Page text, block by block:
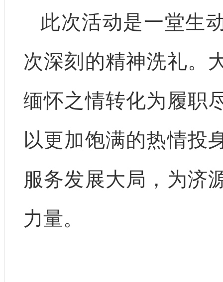
此次活动是一堂生
次深刻的精神洗礼。
缅怀之情转化为履职
以更加饱满的热情投
服务发展大局，为济
力量。